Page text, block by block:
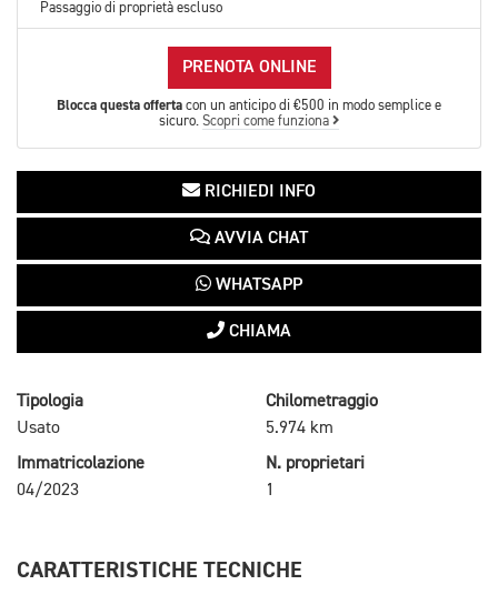
Passaggio di proprietà escluso
PRENOTA ONLINE
Blocca questa offerta con un anticipo di €500 in modo semplice e
sicuro. Scopri come funziona
RICHIEDI INFO
AVVIA CHAT
WHATSAPP
CHIAMA
Tipologia
Usato
Chilometraggio
5.974 km
Immatricolazione
04/2023
N. proprietari
1
CARATTERISTICHE TECNICHE